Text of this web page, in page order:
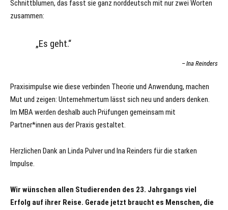
Schnittblumen, das fasst sie ganz norddeutsch mit nur zwei Worten
zusammen:
„Es geht.“
Ina Reinders
Praxisimpulse wie diese verbinden Theorie und Anwendung, machen
Mut und zeigen: Unternehmertum lässt sich neu und anders denken.
Im MBA werden deshalb auch Prüfungen gemeinsam mit
Partner*innen aus der Praxis gestaltet.
Herzlichen Dank an Linda Pulver und Ina Reinders für die starken
Impulse.
Wir wünschen allen Studierenden des 23. Jahrgangs viel
Erfolg auf ihrer Reise. Gerade jetzt braucht es Menschen, die